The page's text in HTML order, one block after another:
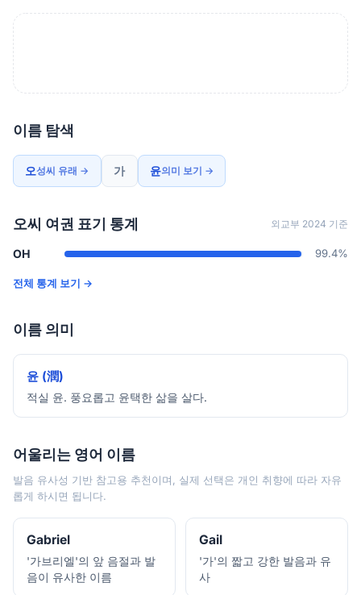
이름 탐색
오성씨 유래 → 가 윤의미 보기 →
오씨 여권 표기 통계 외교부 2024 기준
OH 99.4%
전체 통계 보기 →
이름 의미
윤 (潤)
적실 윤. 풍요롭고 윤택한 삶을 살다.
어울리는 영어 이름
발음 유사성 기반 참고용 추천이며, 실제 선택은 개인 취향에 따라 자유
롭게 하시면 됩니다.
Gabriel
'가브리엘'의 앞 음절과 발
음이 유사한 이름
Gail
'가'의 짧고 강한 발음과 유
사